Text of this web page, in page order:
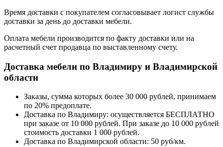
Время доставки с покупателем согласовывает логист службы
доставки за день до доставки мебели.
Оплата мебели производится по факту доставки или на
расчетный счет продавца по выставленному счету.
Доставка мебели по Владимиру и Владимирской
области
Заказы, сумма которых более 30 000 рублей, принимаем
по 20% предоплате.
Доставка по Владимиру: осуществляется БЕСПЛАТНО
при заказе от 10 000 рублей. При заказе до 10 000 рублей
стоимость доставки 1 000 рублей.
Доставка по Владимирской области: 50 руб/км.